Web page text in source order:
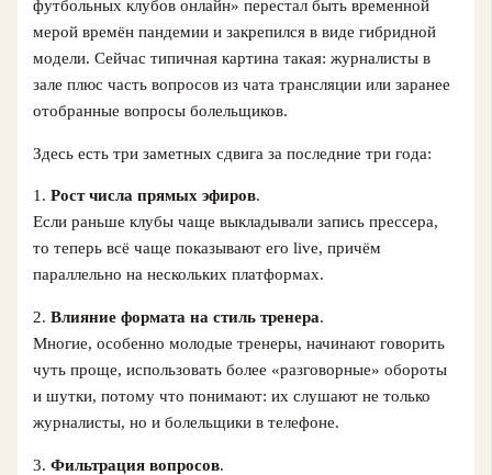
футбольных клубов онлайн» перестал быть временной
мерой времён пандемии и закрепился в виде гибридной
модели. Сейчас типичная картина такая: журналисты в
зале плюс часть вопросов из чата трансляции или заранее
отобранные вопросы болельщиков.
Здесь есть три заметных сдвига за последние три года:
1.Рост числа прямых эфиров.
Если раньше клубы чаще выкладывали запись прессера,
то теперь всё чаще показывают его live, причём
параллельно на нескольких платформах.
2.Влияние формата на стиль тренера.
Многие, особенно молодые тренеры, начинают говорить
чуть проще, использовать более «разговорные» обороты
и шутки, потому что понимают: их слушают не только
журналисты, но и болельщики в телефоне.
3.Фильтрация вопросов.